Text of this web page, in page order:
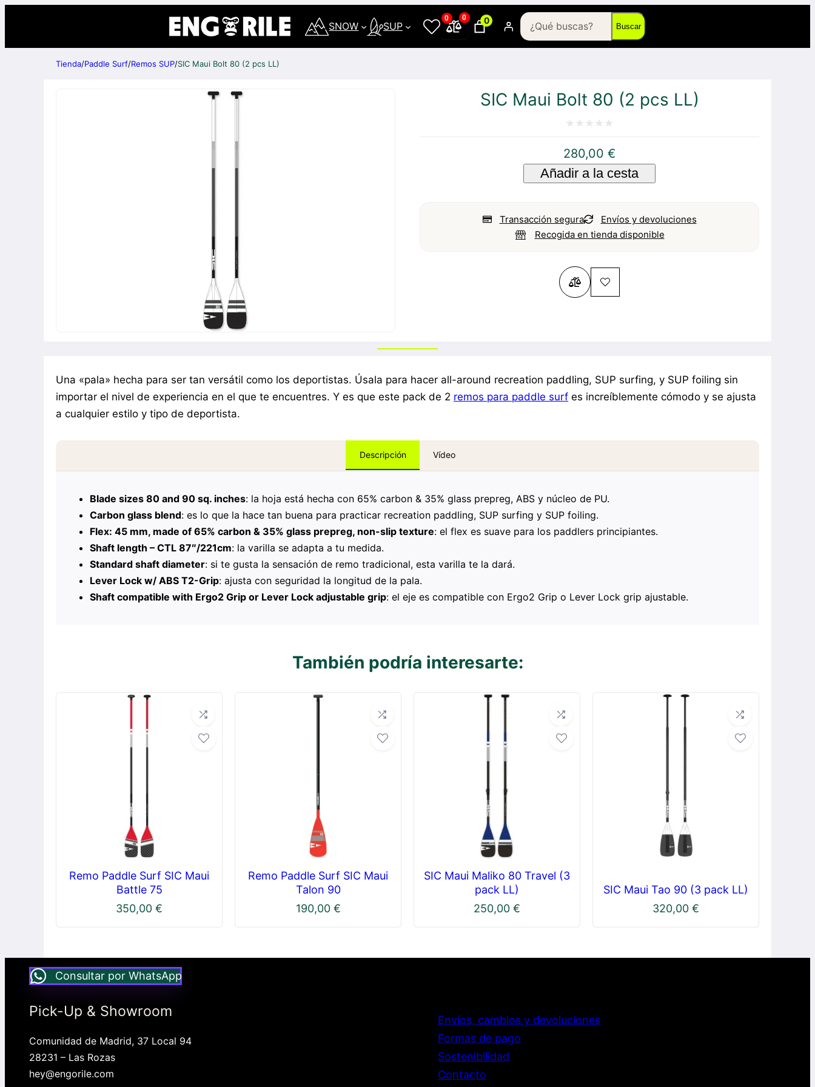
SNOW SUP
0 0 0
Buscar
Tienda/Paddle Surf/Remos SUP/SIC Maui Bolt 80 (2 pcs LL)
SIC Maui Bolt 80 (2 pcs LL)
con
0
280,00 €
Añadir a la cesta
Transacción segura
Envíos y devoluciones
Recogida en tienda disponible
Una «pala» hecha para ser tan versátil como los deportistas. Úsala para hacer all-around recreation paddling, SUP surfing, y SUP foiling sin
importar el nivel de experiencia en el que te encuentres. Y es que este pack de 2 remos para paddle surf es increíblemente cómodo y se ajusta
a cualquier estilo y tipo de deportista.
Descripción Vídeo
Blade sizes 80 and 90 sq. inches: la hoja está hecha con 65% carbon & 35% glass prepreg, ABS y núcleo de PU.
Carbon glass blend: es lo que la hace tan buena para practicar recreation paddling, SUP surfing y SUP foiling.
Flex: 45 mm, made of 65% carbon & 35% glass prepreg, non-slip texture: el flex es suave para los paddlers principiantes.
Shaft length – CTL 87″/221cm: la varilla se adapta a tu medida.
Standard shaft diameter: si te gusta la sensación de remo tradicional, esta varilla te la dará.
Lever Lock w/ ABS T2-Grip: ajusta con seguridad la longitud de la pala.
Shaft compatible with Ergo2 Grip or Lever Lock adjustable grip: el eje es compatible con Ergo2 Grip o Lever Lock grip ajustable.
También podría interesarte:
Remo Paddle Surf SIC Maui
Battle 75
350,00 €
Remo Paddle Surf SIC Maui
Talon 90
190,00 €
SIC Maui Maliko 80 Travel (3
pack LL)
250,00 €
SIC Maui Tao 90 (3 pack LL)
320,00 €
Consultar por WhatsApp
Pick-Up & Showroom
Comunidad de Madrid, 37 Local 94
28231 – Las Rozas
hey@engorile.com
Envíos, cambios y devoluciones
Formas de pago
Sostenibilidad
Contacto